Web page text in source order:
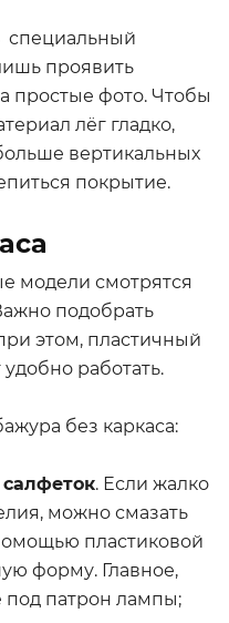
специальный
проявить
простые фото. Чтобы
лёг гладко,
вертикальных
покрытие.
модели смотрятся
подобрать
этом, пластичный
работать.
без каркаса:
. Если жалко
можно смазать
пластиковой
форму. Главное,
под патрон лампы;